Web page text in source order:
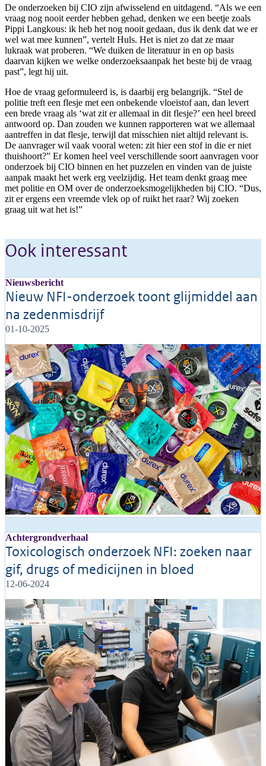
De onderzoeken bij CIO zijn afwisselend en uitdagend. “Als we een
vraag nog nooit eerder hebben gehad, denken we een beetje zoals
Pippi Langkous: ik heb het nog nooit gedaan, dus ik denk dat we er
wel wat mee kunnen”, vertelt Huls. Het is niet zo dat ze maar
lukraak wat proberen. “We duiken de literatuur in en op basis
daarvan kijken we welke onderzoeksaanpak het beste bij de vraag
past”, legt hij uit.
Hoe de vraag geformuleerd is, is daarbij erg belangrijk. “Stel de
politie treft een flesje met een onbekende vloeistof aan, dan levert
een brede vraag als ‘wat zit er allemaal in dit flesje?’ een heel breed
antwoord op. Dan zouden we kunnen rapporteren wat we allemaal
aantreffen in dat flesje, terwijl dat misschien niet altijd relevant is.
De aanvrager wil vaak vooral weten: zit hier een stof in die er niet
thuishoort?” Er komen heel veel verschillende soort aanvragen voor
onderzoek bij CIO binnen en het puzzelen en vinden van de juiste
aanpak maakt het werk erg veelzijdig. Het team denkt graag mee
met politie en OM over de onderzoeksmogelijkheden bij CIO. “Dus,
zit er ergens een vreemde vlek op of ruikt het raar? Wij zoeken
graag uit wat het is!”
Ook interessant
Nieuwsbericht
Nieuw NFI-onderzoek toont glijmiddel aan
na zedenmisdrijf
01-10-2025
Achtergrondverhaal
Toxicologisch onderzoek NFI: zoeken naar
gif, drugs of medicijnen in bloed
12-06-2024